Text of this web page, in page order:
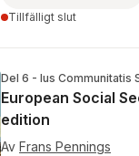
Tillfälligt slut
Del 6 - Ius Communitatis
European Social
edition
Av Frans Pennings